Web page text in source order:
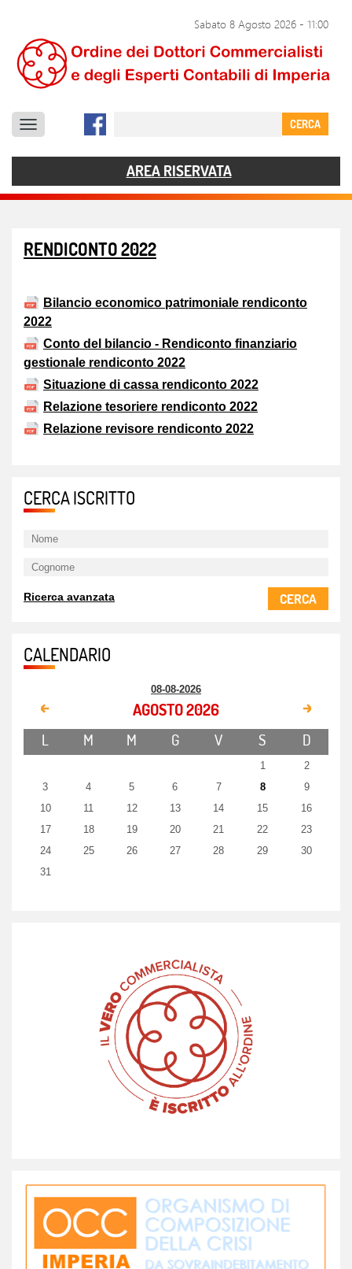
Sabato 8 Agosto 2026 - 11:00
CERCA
DOCUMENTI
COMUNICAZIONE
CONTATTI
AREA RISERVATA
RENDICONTO 2022
Bilancio economico patrimoniale rendiconto
2022
Conto del bilancio - Rendiconto finanziario
gestionale rendiconto 2022
Situazione di cassa rendiconto 2022
Relazione tesoriere rendiconto 2022
Relazione revisore rendiconto 2022
CERCA ISCRITTO
CERCA
Ricerca avanzata
CALENDARIO
08-08-2026
AGOSTO 2026
L M M G V S D
1
2
3
4 5 6 7 8
9
10
11 12 13 14 15
16
17
18 19 20 21 22
23
24
25 26 27 28 29
30
31